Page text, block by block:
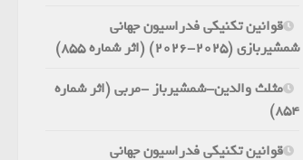
قوانین تکنیکی فدراسیون جهانی
شمشیربازی (2025-2026) (اثر شماره 855)
مثلث والدین-شمشیرباز -مربی (اثر شماره
854)
قوانین تکنیکی فدراسیون جهانی